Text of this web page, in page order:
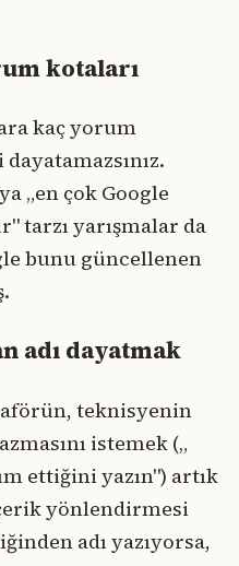
kotaları
kaç yorum
„en çok Google
tarzı yarışmalar da
bunu güncellenen
adı dayatmak
teknisyenin
istemek („
ettiğini yazın") artık
yönlendirmesi
adı yazıyorsa,